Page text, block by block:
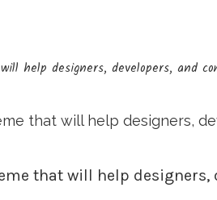
help designers, developers, and
that will help designers,
that will help